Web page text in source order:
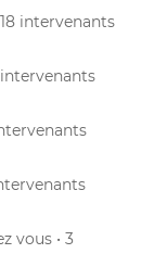
intervenants
intervenants
vous • 3